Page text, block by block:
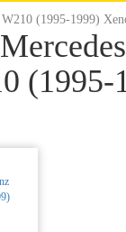
W210 (1995-1999)
(1995-